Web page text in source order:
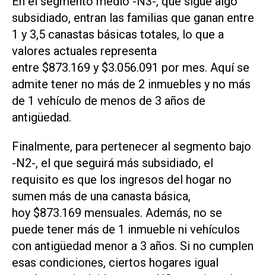
subsidiado, entran las familias que ganan entre
1 y 3,5 canastas básicas totales, lo que a
valores actuales representa
entre $873.169 y $3.056.091 por mes. Aquí se
admite tener no más de 2 inmuebles y no más
de 1 vehículo de menos de 3 años de
antigüedad.
Finalmente, para pertenecer al segmento bajo
-N2-, el que seguirá más subsidiado, el
requisito es que los ingresos del hogar no
sumen más de una canasta básica,
hoy $873.169 mensuales. Además, no se
puede tener más de 1 inmueble ni vehículos
con antigüedad menor a 3 años. Si no cumplen
esas condiciones, ciertos hogares igual